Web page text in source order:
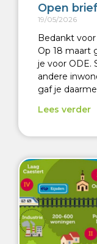
Open
19/05/2026
Bedankt
Op 18 maart
je voor ODE.
andere
gaf je
Lees verder